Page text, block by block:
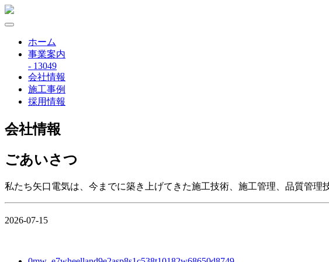
ホーム
事業案内
- 13049
会社情報
施工事例
採用情報
会社情報
ごあいさつ
私たち矢口電気は、今までに築き上げてきた施工技術、施工管理、品質管理
2026-07-15